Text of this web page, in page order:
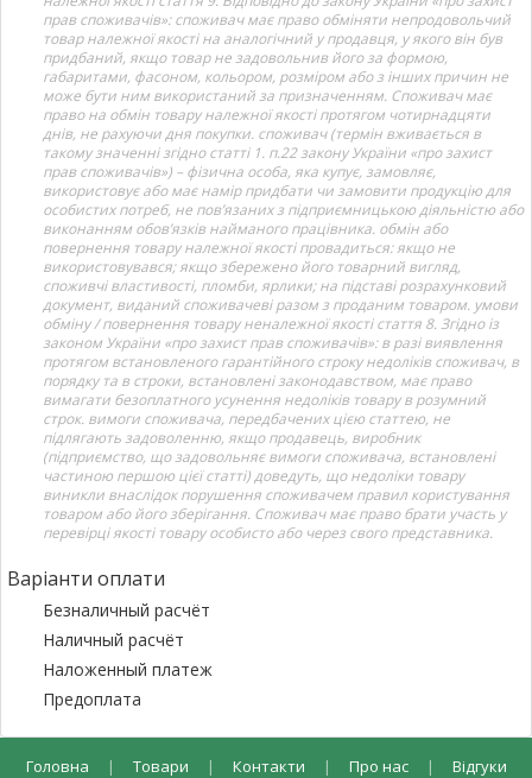
прав споживачів»: споживач має право обміняти непродовольчий
товар належної якості на аналогічний у продавця, у якого він був
придбаний, якщо товар не задовольнив його за формою,
габаритами, фасоном, кольором, розміром або з інших причин не
може бути ним використаний за призначенням. Споживач має
право на обмін товару належної якості протягом чотирнадцяти
днів, не рахуючи дня покупки. споживач (термін вживається в
такому значенні згідно статті 1. п.22 закону України «про захист
прав споживачів») – фізична особа, яка купує, замовляє,
використовує або має намір придбати чи замовити продукцію для
особистих потреб, не пов’язаних з підприємницькою діяльністю або
виконанням обов’язків найманого працівника. обмін або
повернення товару належної якості провадиться: якщо не
використовувався; якщо збережено його товарний вигляд,
споживчі властивості, пломби, ярлики; на підставі розрахунковий
документ, виданий споживачеві разом з проданим товаром. умови
обміну / повернення товару неналежної якості стаття 8. Згідно із
законом України «про захист прав споживачів»: в разі виявлення
протягом встановленого гарантійного строку недоліків споживач, в
порядку та в строки, встановлені законодавством, має право
вимагати безоплатного усунення недоліків товару в розумний
строк. вимоги споживача, передбачених цією статтею, не
підлягають задоволенню, якщо продавець, виробник
(підприємство, що задовольняє вимоги споживача, встановлені
частиною першою цієї статті) доведуть, що недоліки товару
виникли внаслідок порушення споживачем правил користування
товаром або його зберігання. Споживач має право брати участь у
перевірці якості товару особисто або через свого представника.
Варіанти оплати
Безналичный расчёт
Наличный расчёт
Наложенный платеж
Предоплата
Головна | Товари | Контакти | Про нас | Відгуки